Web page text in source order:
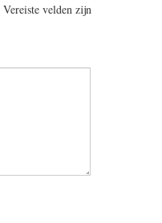
Vereiste velden zijn